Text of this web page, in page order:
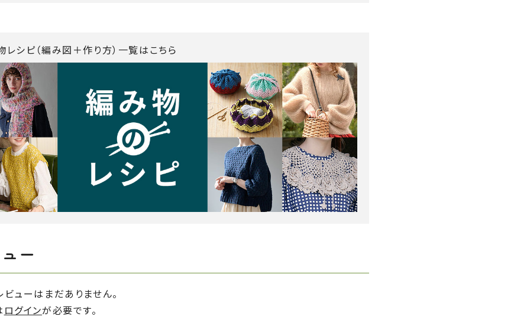
シピ（編み図＋作り方）一覧はこちら
ー
ューはまだありません。
ログインが必要です。